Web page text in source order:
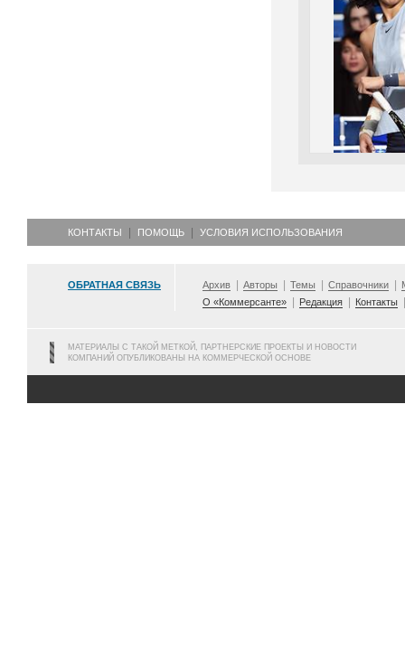
КОНТАКТЫ ПОМОЩЬ УСЛОВИЯ ИСПОЛЬЗОВАНИЯ
ОБРАТНАЯ СВЯЗЬ Архив Авторы Темы Справочники
О «Коммерсанте»
Редакция Контакты
МАТЕРИАЛЫ С ТАКОЙ МЕТКОЙ, ПАРТНЕРСКИЕ ПРОЕКТЫ И НОВОСТИ
КОМПАНИЙ ОПУБЛИКОВАНЫ НА КОММЕРЧЕСКОЙ ОСНОВЕ